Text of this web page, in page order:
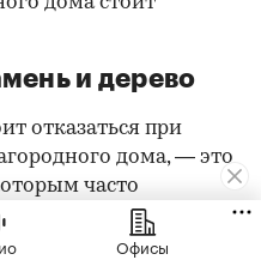
и дерево
отказаться при
дома, — это
часто
зоны каминов
говорят
Офисы